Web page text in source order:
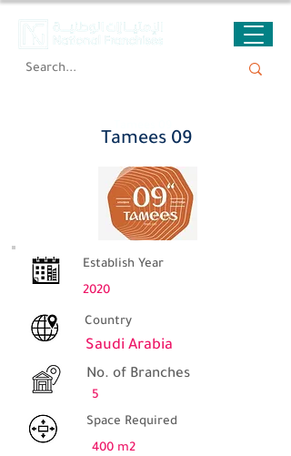
Tamees 09
Establish Year
2020
Country
Saudi Arabia
No. of Branches
5
Space Required
400 m2